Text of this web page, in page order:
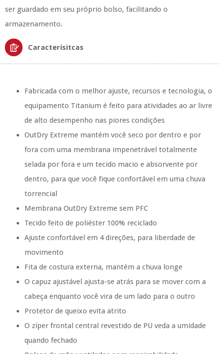
ser guardado em seu próprio bolso, facilitando o
armazenamento.
Caracterísitcas
Fabricada com o melhor ajuste, recursos e tecnologia, o
equipamento Titanium é feito para atividades ao ar livre
de alto desempenho nas piores condições
OutDry Extreme mantém você seco por dentro e por
fora com uma membrana impenetrável totalmente
selada por fora e um tecido macio e absorvente por
dentro, para que você fique confortável em uma chuva
torrencial
Membrana OutDry Extreme sem PFC
Tecido feito de poliéster 100% reciclado
Ajuste confortável em 4 direções, para liberdade de
movimento
Fita de costura externa, mantém a chuva longe
O capuz ajustável ajusta-se atrás para se mover com a
cabeça enquanto você vira de um lado para o outro
Protetor de queixo evita atrito
O zíper frontal central revestido de PU veda a umidade
quando fechado